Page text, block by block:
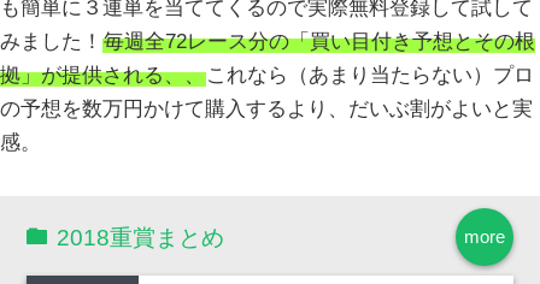
も簡単に３連単を当ててくるので実際無料登録して試して
みました！ 毎週全72レース分の「買い目付き予想とその根
拠」が提供される、、これなら（あまり当たらない）プロ
の予想を数万円かけて購入するより、だいぶ割がよいと実
感。
more
2018重賞まとめ